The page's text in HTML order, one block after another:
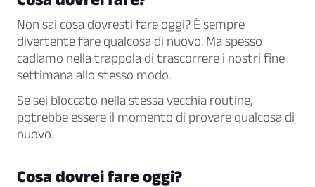
Non sai cosa dovresti fare oggi? È sempre
divertente fare qualcosa di nuovo. Ma spesso
cadiamo nella trappola di trascorrere i nostri fine
settimana allo stesso modo.
Se sei bloccato nella stessa vecchia routine,
potrebbe essere il momento di provare qualcosa di
nuovo.
Cosa dovrei fare oggi?